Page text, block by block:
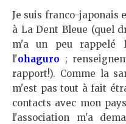
Je suis franco-japonais
à La Dent Bleue (quel
m'a un peu rappelé
l'ohaguro ;
rapport!). Comme la
m'est pas tout à fait
contacts avec mon
l'association m'a